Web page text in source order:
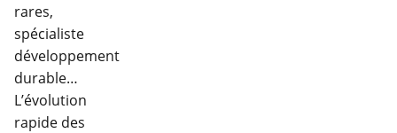
rares,
spécialiste
développement
durable…
L’évolution
rapide des